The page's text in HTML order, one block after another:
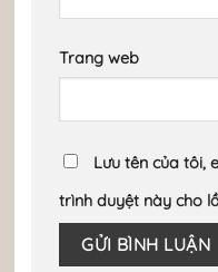
Trang web
Lưu tên của tôi,
trình duyệt này cho